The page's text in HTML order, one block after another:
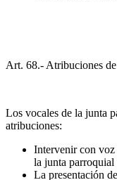
Art. 68.- Atribuciones
Los vocales de la junta
atribuciones:
Intervenir con voz
la junta parroquial
La presentación